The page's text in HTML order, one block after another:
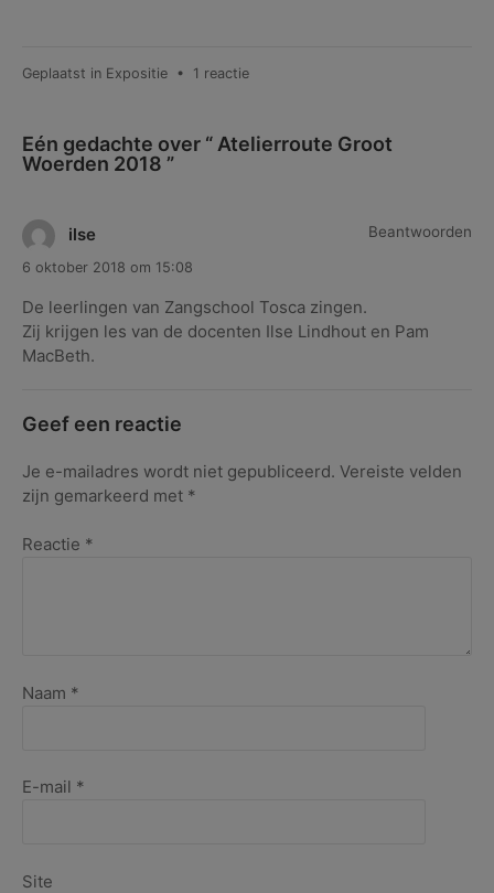
Geplaatst in Expositie • 1 reactieop
Woerden
Eén gedachte over “ Atelierroute Groot
Woerden 2018 ”
ilse
6 oktober 2018 om 15:08
De leerlingen van Zangschool Tosca zingen.
Zij krijgen les van de docenten Ilse Lindhout en Pam
MacBeth.
Beantwoorden
Geef een reactie
Je e-mailadres wordt niet gepubliceerd. Vereiste velden
zijn gemarkeerd met *
Reactie *
Naam *
E-mail *
Site